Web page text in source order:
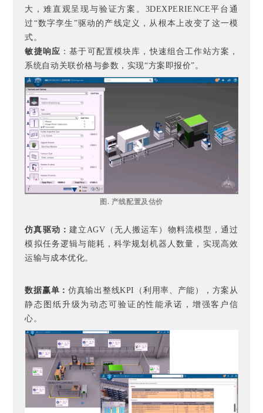
大，难直观呈现与验证方案。3DEXPERIENCE平台通
过“数字孪生”驱动的产线定义，从根本上改变了这一模
式。
敏捷响应 ：基于可配置模块库，快速组合工作站方案，
系统自动关联价格与参数，实现“方案即报价”。
图. 产线配置及估价
仿真驱动： 建立AGV（无人搬运车）物料流模型，通过
模拟任务逻辑与能耗，科学规划机器人数量，实现高效
运输与成本优化。
数据赢单： 仿真输出整线KPI（利用率、产能），方案从
静态图纸升级为动态可验证的性能承诺，增强客户信
心。